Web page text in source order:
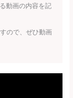
動画の内容を記
ので、ぜひ動画